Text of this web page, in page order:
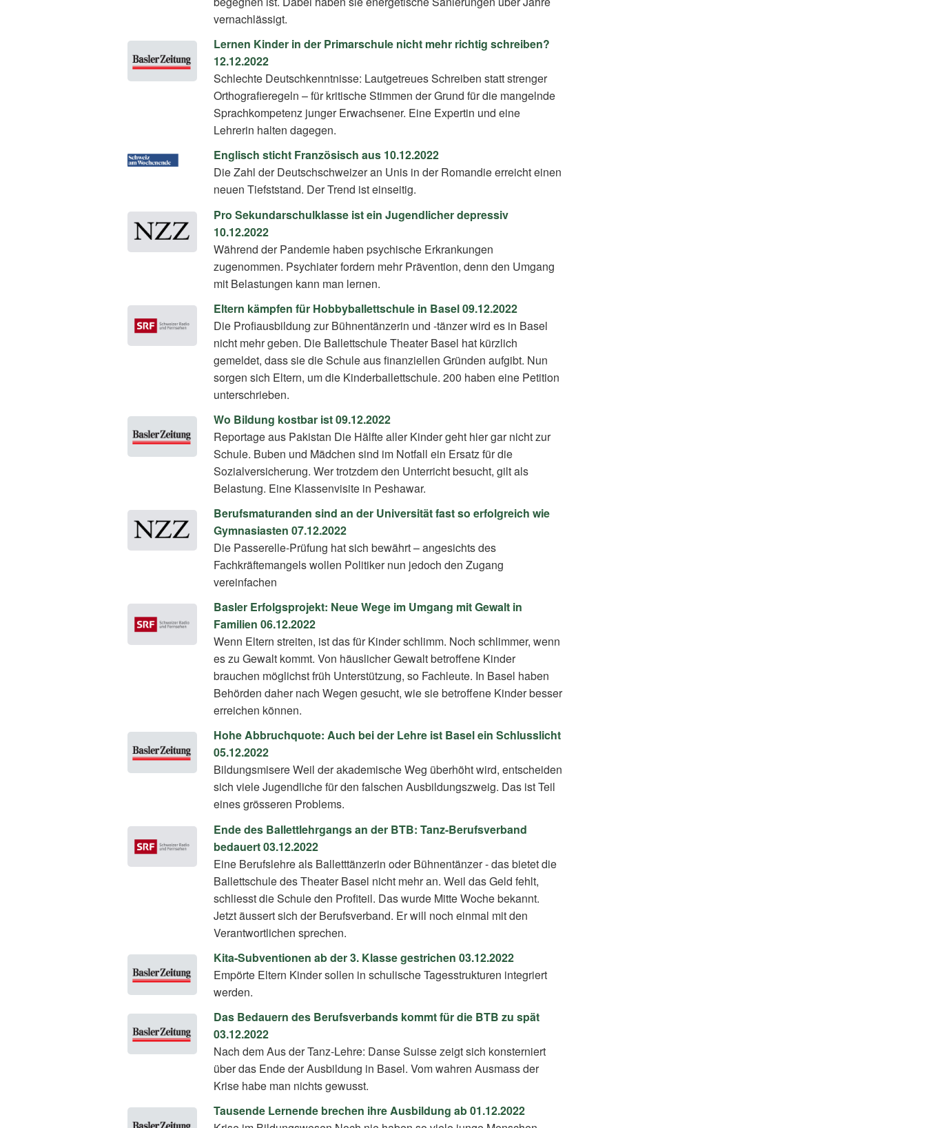
vernachlässigt.
Lernen Kinder in der Primarschule nicht mehr richtig schreiben?
12.12.2022
Schlechte Deutschkenntnisse: Lautgetreues Schreiben statt strenger
Orthografieregeln – für kritische Stimmen der Grund für die mangelnde
Sprachkompetenz junger Erwachsener. Eine Expertin und eine
Lehrerin halten dagegen.
Englisch sticht Französisch aus 10.12.2022
Die Zahl der Deutschschweizer an Unis in der Romandie erreicht einen
neuen Tiefststand. Der Trend ist einseitig.
Pro Sekundarschulklasse ist ein Jugendlicher depressiv
10.12.2022
Während der Pandemie haben psychische Erkrankungen
zugenommen. Psychiater fordern mehr Prävention, denn den Umgang
mit Belastungen kann man lernen.
Eltern kämpfen für Hobbyballettschule in Basel 09.12.2022
Die Profiausbildung zur Bühnentänzerin und -tänzer wird es in Basel
nicht mehr geben. Die Ballettschule Theater Basel hat kürzlich
gemeldet, dass sie die Schule aus finanziellen Gründen aufgibt. Nun
sorgen sich Eltern, um die Kinderballettschule. 200 haben eine Petition
unterschrieben.
Wo Bildung kostbar ist 09.12.2022
Reportage aus Pakistan Die Hälfte aller Kinder geht hier gar nicht zur
Schule. Buben und Mädchen sind im Notfall ein Ersatz für die
Sozialversicherung. Wer trotzdem den Unterricht besucht, gilt als
Belastung. Eine Klassenvisite in Peshawar.
Berufsmaturanden sind an der Universität fast so erfolgreich wie
Gymnasiasten 07.12.2022
Die Passerelle-Prüfung hat sich bewährt – angesichts des
Fachkräftemangels wollen Politiker nun jedoch den Zugang
vereinfachen
Basler Erfolgsprojekt: Neue Wege im Umgang mit Gewalt in
Familien 06.12.2022
Wenn Eltern streiten, ist das für Kinder schlimm. Noch schlimmer, wenn
es zu Gewalt kommt. Von häuslicher Gewalt betroffene Kinder
brauchen möglichst früh Unterstützung, so Fachleute. In Basel haben
Behörden daher nach Wegen gesucht, wie sie betroffene Kinder besser
erreichen können.
Hohe Abbruchquote: Auch bei der Lehre ist Basel ein Schlusslicht
05.12.2022
Bildungsmisere Weil der akademische Weg überhöht wird, entscheiden
sich viele Jugendliche für den falschen Ausbildungszweig. Das ist Teil
eines grösseren Problems.
Ende des Ballettlehrgangs an der BTB: Tanz-Berufsverband
bedauert 03.12.2022
Eine Berufslehre als Balletttänzerin oder Bühnentänzer - das bietet die
Ballettschule des Theater Basel nicht mehr an. Weil das Geld fehlt,
schliesst die Schule den Profiteil. Das wurde Mitte Woche bekannt.
Jetzt äussert sich der Berufsverband. Er will noch einmal mit den
Verantwortlichen sprechen.
Kita-Subventionen ab der 3. Klasse gestrichen 03.12.2022
Empörte Eltern Kinder sollen in schulische Tagesstrukturen integriert
werden.
Das Bedauern des Berufsverbands kommt für die BTB zu spät
03.12.2022
Nach dem Aus der Tanz-Lehre: Danse Suisse zeigt sich konsterniert
über das Ende der Ausbildung in Basel. Vom wahren Ausmass der
Krise habe man nichts gewusst.
Tausende Lernende brechen ihre Ausbildung ab 01.12.2022